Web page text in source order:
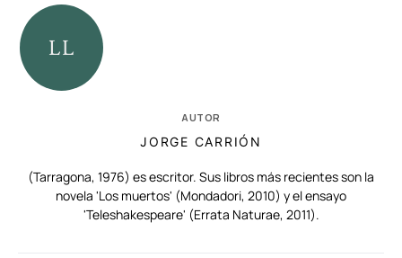
AUTOR
JORGE CARRIÓN
(Tarragona, 1976) es escritor. Sus libros más recientes son la
novela 'Los muertos' (Mondadori, 2010) y el ensayo
'Teleshakespeare' (Errata Naturae, 2011).